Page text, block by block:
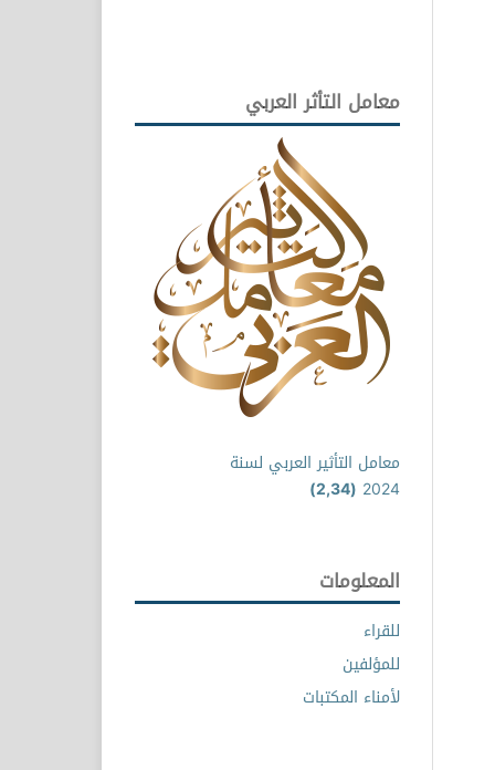
معامل التأثر العربي
معامل التأثير العربي لسنة
2024
(2,34)
المعلومات
للقراء
للمؤلفين
لأمناء المكتبات